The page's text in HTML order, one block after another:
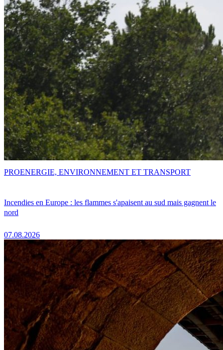
Incendies en Europe : les flammes s'apaisent au sud mais gagnent le
nord
07.08.2026
PROENERGIE, ENVIRONNEMENT ET TRANSPORT